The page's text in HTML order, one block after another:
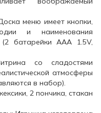
меню имеет кнопки,
и наименования
(2 батарейки ААА 1.5V,
со сладостями
атмосферы
в набор).
2 пончика, стакан